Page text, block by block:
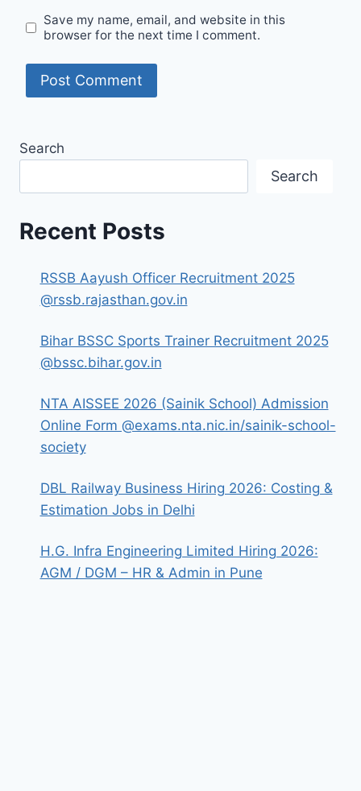
Save my name, email, and website in this
browser for the next time I comment.
Search
Search
Recent Posts
RSSB Aayush Officer Recruitment 2025
@rssb.rajasthan.gov.in
Bihar BSSC Sports Trainer Recruitment 2025
@bssc.bihar.gov.in
NTA AISSEE 2026 (Sainik School) Admission
Online Form @exams.nta.nic.in/sainik-school-
society
DBL Railway Business Hiring 2026: Costing &
Estimation Jobs in Delhi
H.G. Infra Engineering Limited Hiring 2026:
AGM / DGM – HR & Admin in Pune